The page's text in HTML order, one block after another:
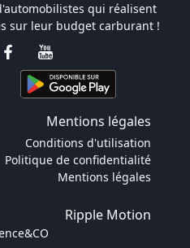
qui réalisent
sur leur budget carburant !
Mentions légales
Conditions d'utilisation
Politique de confidentialité
Mentions légales
Ripple Motion